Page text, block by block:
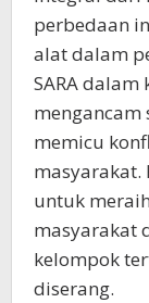
perbedaan
alat dalam
SARA
memicu
masyarakat.
untuk
masyarakat
kelompok
diserang.